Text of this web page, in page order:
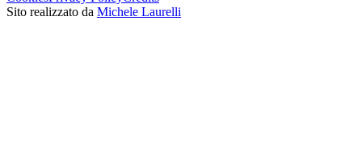
Sito realizzato da Michele Laurelli